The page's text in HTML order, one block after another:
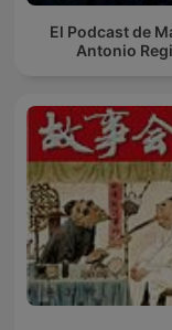
El Podcast de
Antonio